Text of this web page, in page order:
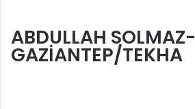
ABDULLAH SOLMAZ-
GAZİANTEP/TEKHA